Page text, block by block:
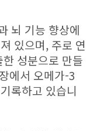
뇌 기능 향상에
있으며, 주로 연
성분으로 만들
에서 오메가-3
록하고 있습니